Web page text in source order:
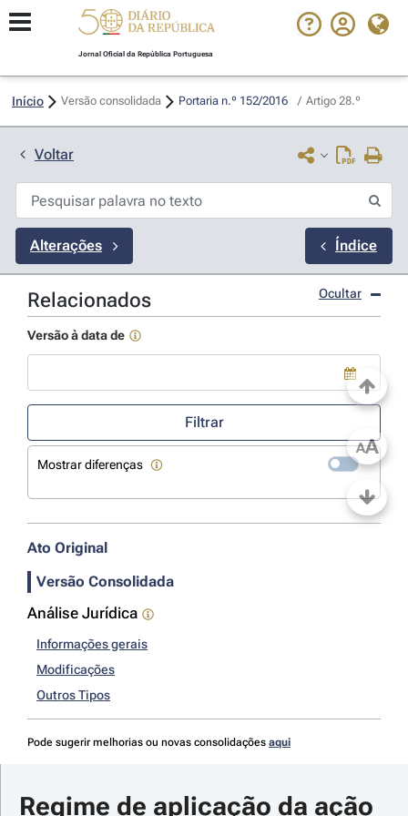
Jornal Oficial da República Portuguesa
Início Versão consolidada Portaria n.º 152/2016 / Artigo 28.º
Voltar
Alterações Índice
Relacionados Ocultar
Versão à data de
Use a tecla de seta para baixo para abrir o calendário; Use as
Filtrar
Mostrar diferenças
Ato Original
Versão Consolidada
Análise Jurídica
Informações gerais
Modificações
Outros Tipos
Pode sugerir melhorias ou novas consolidações aqui
Regime de aplicação da ação
AA